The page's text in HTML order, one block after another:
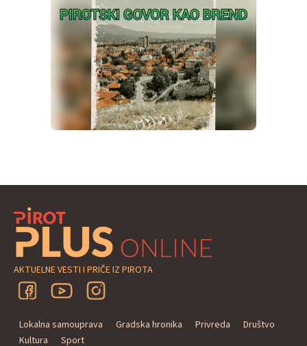
AKTUELNE VESTI I PRIČE IZ PIROTA
Lokalna samouprava Gradska hronika Privreda
Društvo
Kultura
Sport